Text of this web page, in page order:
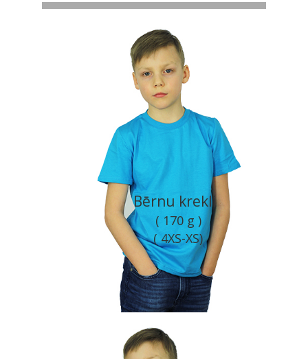
Bērnu krekli
( 170 g )
( 4XS-XS)